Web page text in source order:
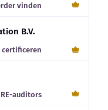
vinden
B.V.
certificeren
auditors